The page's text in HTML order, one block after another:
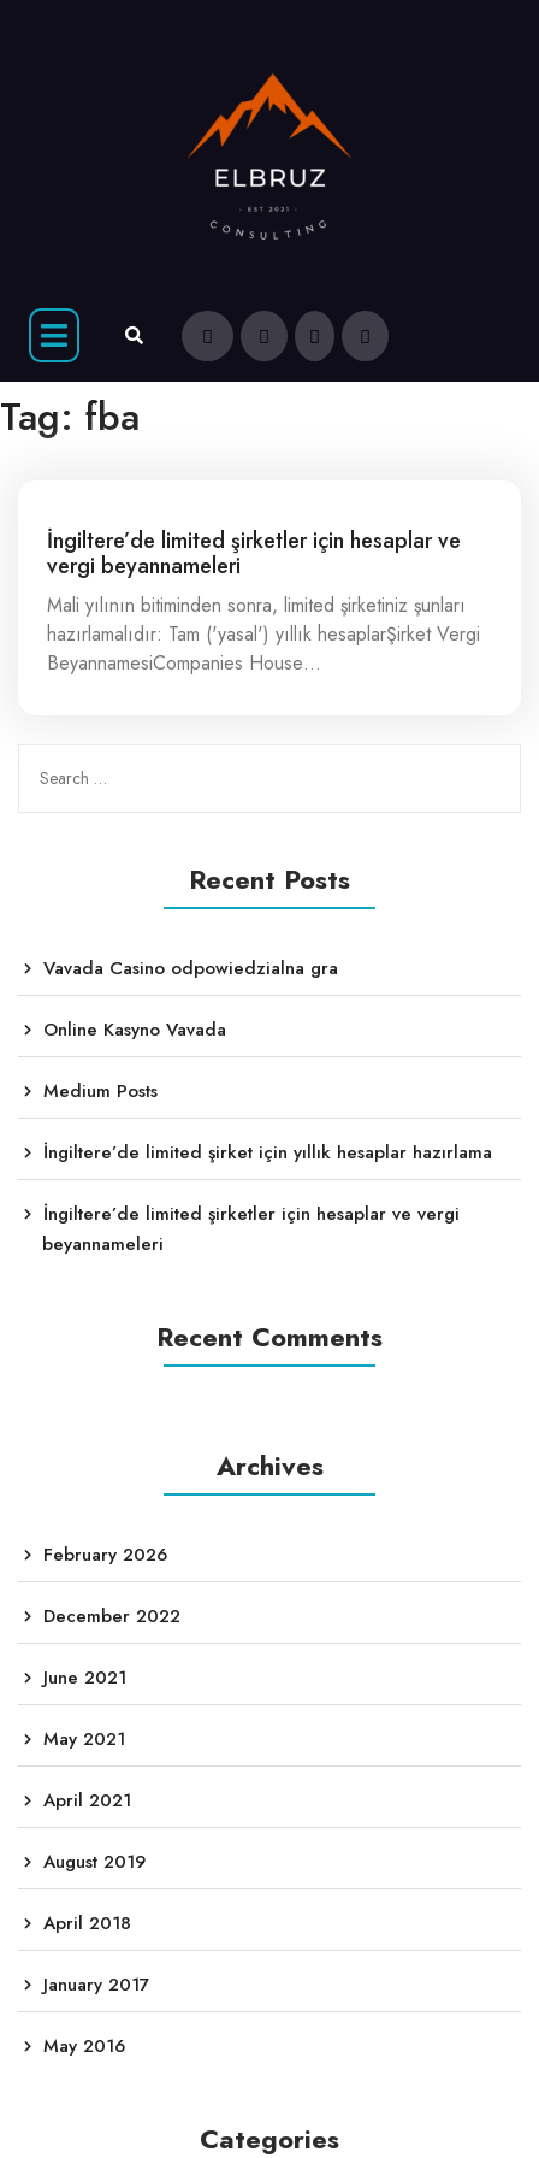
Tag: fba
İngiltere’de limited şirketler için hesaplar ve
vergi beyannameleri
Mali yılının bitiminden sonra, limited şirketiniz şunları
hazırlamalıdır: Tam ('yasal') yıllık hesaplarŞirket Vergi
BeyannamesiCompanies House…
Recent Posts
Vavada Casino odpowiedzialna gra
Online Kasyno Vavada
Medium Posts
İngiltere’de limited şirket için yıllık hesaplar hazırlama
İngiltere’de limited şirketler için hesaplar ve vergi
beyannameleri
Recent Comments
Archives
February 2026
December 2022
June 2021
May 2021
April 2021
August 2019
April 2018
January 2017
May 2016
Categories